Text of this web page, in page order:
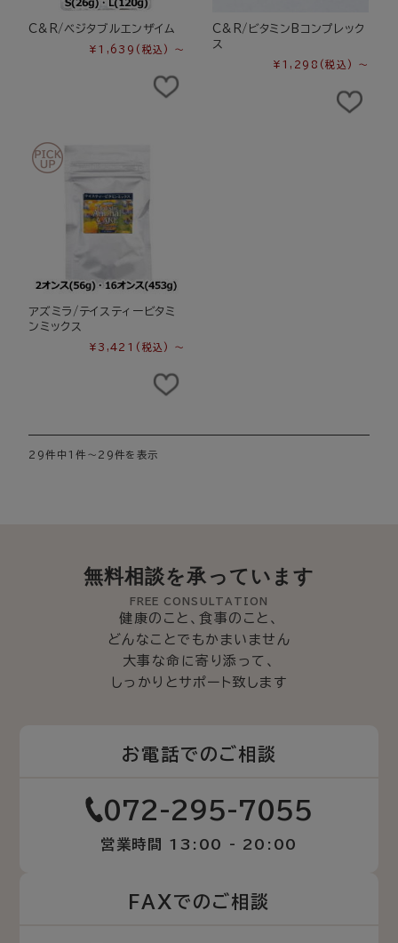
C&R/ベジタブルエンザイム
¥1,639 (税込) ～
C&R/ビタミンBコンプレック
ス
¥1,298 (税込) ～
アズミラ/テイスティービタミ
ンミックス
¥3,421 (税込) ～
29件中1件～29件を表示
無料相談を承っています
FREE CONSULTATION
健康のこと、食事のこと、
どんなことでもかまいません
大事な命に寄り添って、
しっかりとサポート致します
お電話でのご相談
072-295-7055
営業時間 13:00 - 20:00
FAXでのご相談